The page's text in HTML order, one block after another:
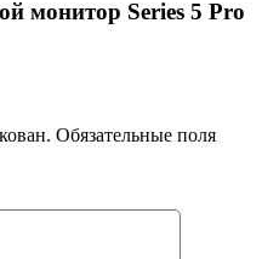
монитор Series 5 Pro
Обязательные поля